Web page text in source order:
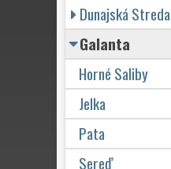
Dunajská Streda
Galanta
Horné Saliby
Jelka
Pata
Sereď